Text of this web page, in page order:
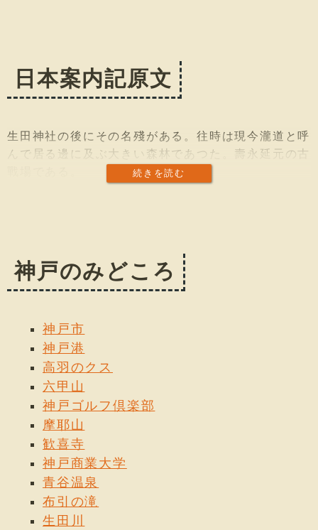
日本案内記原文
続きを読む
生田神社の後にその名殘がある。往時は現今瀧道と呼
んで居る邊に及ぶ大きい森林であつた。壽永延元の古
神戸のみどころ
神戸市
神戸港
高羽のクス
六甲山
神戸ゴルフ倶楽部
摩耶山
歓喜寺
神戸商業大学
青谷温泉
布引の滝
生田川